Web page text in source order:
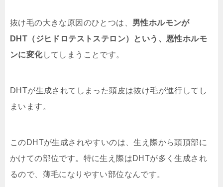
抜け毛の大きな原因のひとつは、 男性ホルモンが
DHT（ジヒドロテストステロン）という、悪性ホルモ
ンに変化してしまうことです。
DHTが生成されてしまった頭皮は抜け毛が進行してし
まいます。
このDHTが生成されやすいのは、生え際から頭頂部に
かけての部位です。特に生え際はDHTが多く生成され
るので、薄毛になりやすい部位なんです。